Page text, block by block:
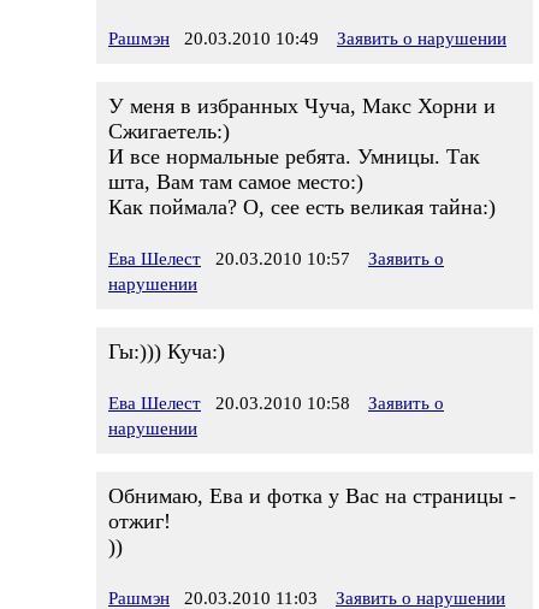
Рашмэн 20.03.2010 10:49 Заявить о нарушении
У меня в избранных Чуча, Макс Хорни и
Сжигаетель:)
И все нормальные ребята. Умницы. Так
шта, Вам там самое место:)
Как поймала? О, сее есть великая тайна:)
Ева Шелест 20.03.2010 10:57
Заявить о
нарушении
Гы:))) Куча:)
Ева Шелест 20.03.2010 10:58
Заявить о
нарушении
Обнимаю, Ева и фотка у Вас на страницы -
отжиг!
))
Рашмэн 20.03.2010 11:03 Заявить о нарушении